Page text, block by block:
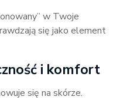
w Twoje
się jako element
i komfort
się na skórze.